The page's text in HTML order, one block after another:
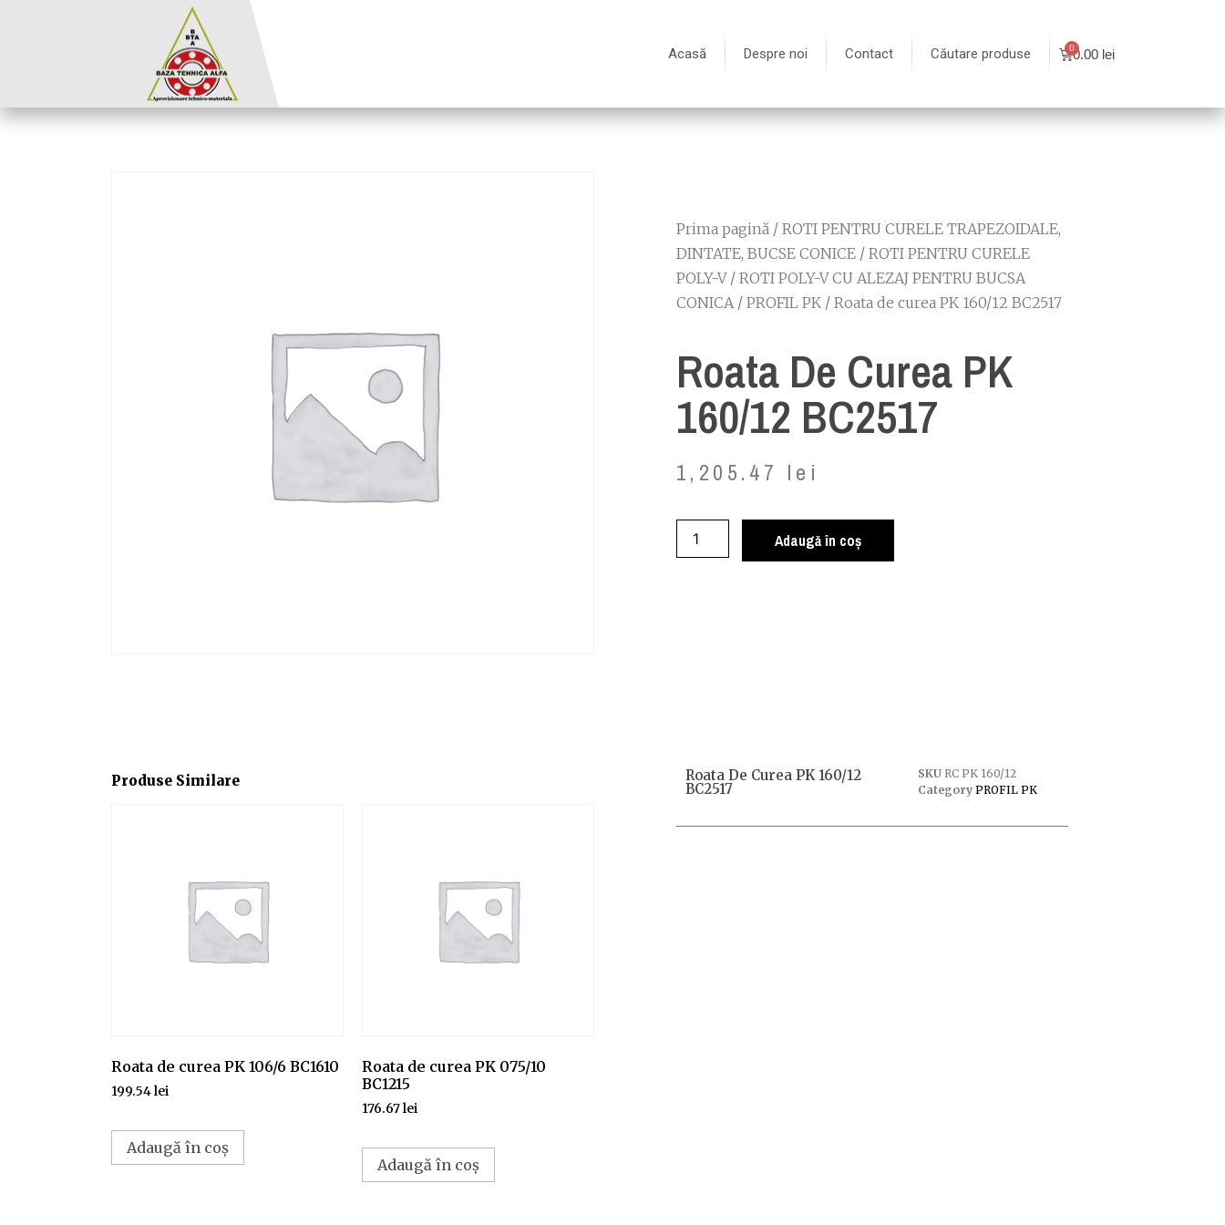
Acasă Despre noi Contact Căutare produse 0.00 lei
Prima pagină / ROTI PENTRU CURELE TRAPEZOIDALE,
DINTATE, BUCSE CONICE / ROTI PENTRU CURELE
POLY-V/ ROTI POLY-V CU ALEZAJ PENTRU BUCSA
CONICA/ PROFIL PK / Roata de curea PK 160/12 BC2517
Roata De Curea PK
160/12 BC2517
1,205.47 lei
Adaugă în coș
Produse Similare
Roata de curea PK 106/6 BC1610
199.54lei
Adaugă în coș
Roata de curea PK 075/10
BC1215
176.67lei
Adaugă în coș
Roata De Curea PK 160/12
BC2517
SKU RC PK 160/12
Category PROFIL PK